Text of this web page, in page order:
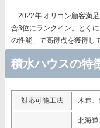
2022年 オリコン顧客満
合3位にランクイン。とくに
の性能」で高得点を獲得し
積水ハウスの特
対応可能工法 木造
北海